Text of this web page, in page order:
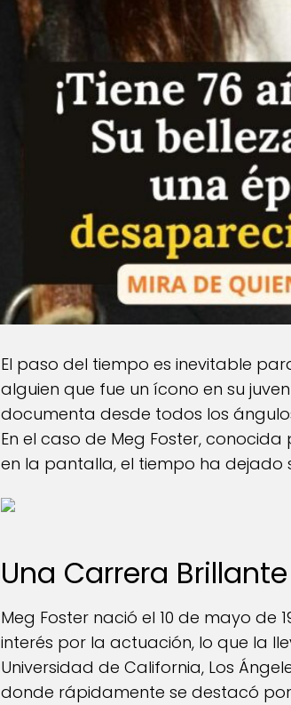
El paso del tiempo es inevitable
alguien que fue un ícono en su
documenta desde todos los
En el caso de Meg Foster,
en la pantalla, el tiempo ha dejado
Una Carrera
Meg Foster nació el 10 de mayo de
interés por la actuación, lo que la
Universidad de California, Los
donde rápidamente se destacó